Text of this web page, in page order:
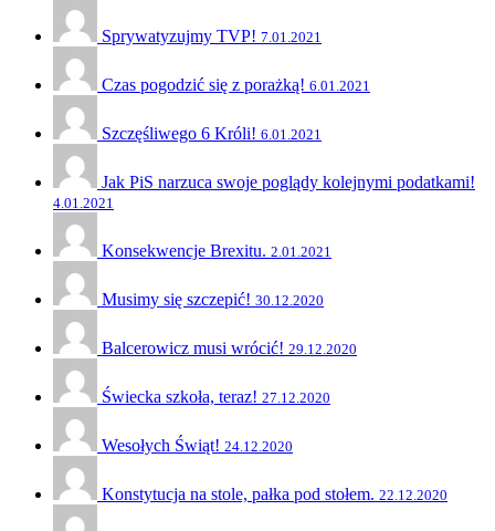
Sprywatyzujmy TVP! 7.01.2021
Czas pogodzić się z porażką! 6.01.2021
Szczęśliwego 6 Króli! 6.01.2021
Jak PiS narzuca swoje poglądy kolejnymi podatkami!
4.01.2021
Konsekwencje Brexitu. 2.01.2021
Musimy się szczepić! 30.12.2020
Balcerowicz musi wrócić! 29.12.2020
Świecka szkoła, teraz! 27.12.2020
Wesołych Świąt! 24.12.2020
Konstytucja na stole, pałka pod stołem. 22.12.2020